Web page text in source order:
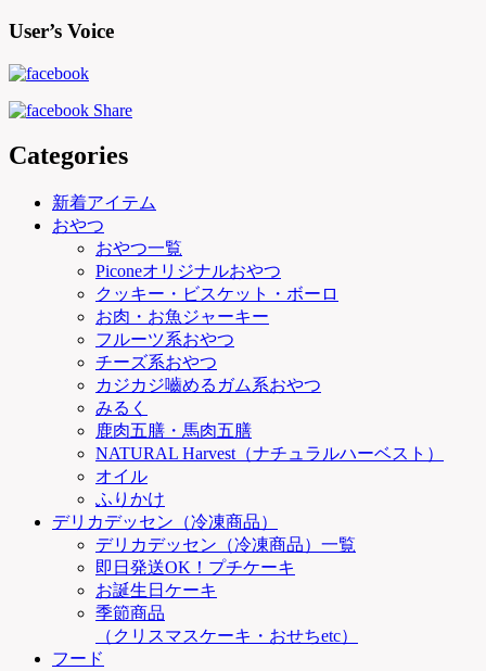
User’s Voice
Categories
新着アイテム
おやつ
おやつ一覧
Piconeオリジナルおやつ
クッキー・ビスケット・ボーロ
お肉・お魚ジャーキー
フルーツ系おやつ
チーズ系おやつ
カジカジ嚙めるガム系おやつ
みるく
鹿肉五膳・馬肉五膳
NATURAL Harvest（ナチュラルハーベスト）
オイル
ふりかけ
デリカデッセン（冷凍商品）
デリカデッセン（冷凍商品）一覧
即日発送OK！プチケーキ
お誕生日ケーキ
季節商品
（クリスマスケーキ・おせちetc）
フード